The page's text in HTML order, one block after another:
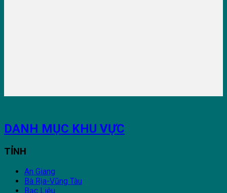
DANH MỤC KHU VỰC
TỈNH
An Giang
Bà Rịa-Vũng Tàu
Bạc Liêu